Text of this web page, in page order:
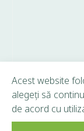
Acest website
alegeți să
de acord cu